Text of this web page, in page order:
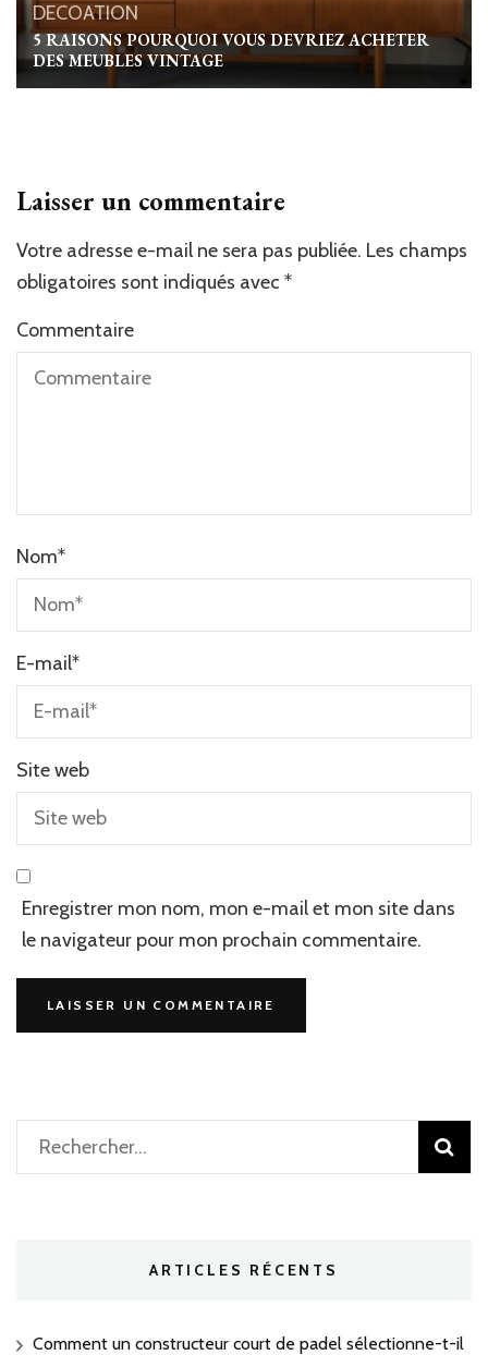
DECOATION
5 RAISONS POURQUOI VOUS DEVRIEZ ACHETER
DES MEUBLES VINTAGE
Laisser un commentaire
Votre adresse e-mail ne sera pas publiée. Les champs
obligatoires sont indiqués avec *
Commentaire
Nom*
E-mail*
Site web
Enregistrer mon nom, mon e-mail et mon site dans
le navigateur pour mon prochain commentaire.
Alternative:
Rechercher :
ARTICLES RÉCENTS
Comment un constructeur court de padel sélectionne-t-il